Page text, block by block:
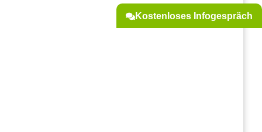
Kostenloses Infogespräch